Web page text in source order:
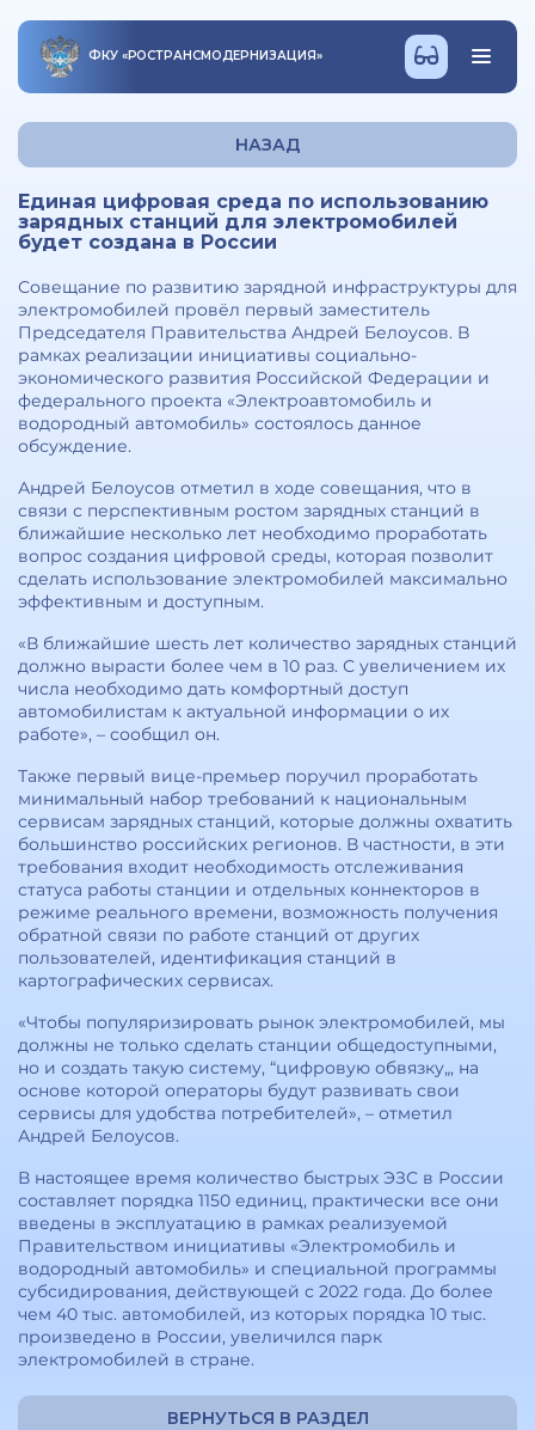
ФКУ «РОСТРАНСМОДЕРНИЗАЦИЯ»
НАЗАД
Единая цифровая среда по использованию
зарядных станций для электромобилей
будет создана в России
Совещание по развитию зарядной инфраструктуры для
электромобилей провёл первый заместитель
Председателя Правительства Андрей Белоусов. В
рамках реализации инициативы социально-
экономического развития Российской Федерации и
федерального проекта «Электроавтомобиль и
водородный автомобиль» состоялось данное
обсуждение.
Андрей Белоусов отметил в ходе совещания, что в
связи с перспективным ростом зарядных станций в
ближайшие несколько лет необходимо проработать
вопрос создания цифровой среды, которая позволит
сделать использование электромобилей максимально
эффективным и доступным.
«В ближайшие шесть лет количество зарядных станций
должно вырасти более чем в 10 раз. С увеличением их
числа необходимо дать комфортный доступ
автомобилистам к актуальной информации о их
работе», – сообщил он.
Также первый вице-премьер поручил проработать
минимальный набор требований к национальным
сервисам зарядных станций, которые должны охватить
большинство российских регионов. В частности, в эти
требования входит необходимость отслеживания
статуса работы станции и отдельных коннекторов в
режиме реального времени, возможность получения
обратной связи по работе станций от других
пользователей, идентификация станций в
картографических сервисах.
«Чтобы популяризировать рынок электромобилей, мы
должны не только сделать станции общедоступными,
но и создать такую систему, “цифровую обвязку„, на
основе которой операторы будут развивать свои
сервисы для удобства потребителей», – отметил
Андрей Белоусов.
В настоящее время количество быстрых ЭЗС в России
составляет порядка 1150 единиц, практически все они
введены в эксплуатацию в рамках реализуемой
Правительством инициативы «Электромобиль и
водородный автомобиль» и специальной программы
субсидирования, действующей с 2022 года. До более
чем 40 тыс. автомобилей, из которых порядка 10 тыс.
произведено в России, увеличился парк
электромобилей в стране.
ВЕРНУТЬСЯ В РАЗДЕЛ